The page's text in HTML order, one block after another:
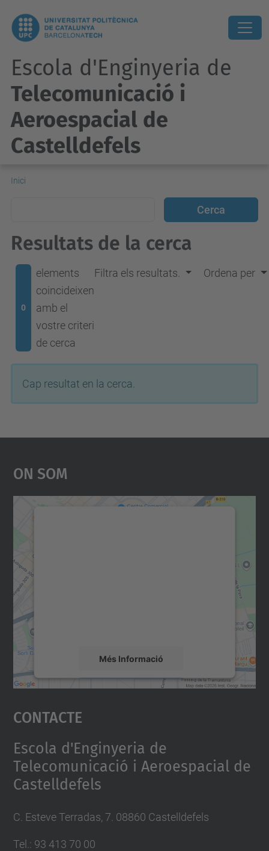
Escola d'Enginyeria de
Telecomunicació i
Aeroespacial de
Castelldefels
Inici
Resultats de la cerca
0
elements
coincideixen
amb el
vostre criteri
de cerca
Filtra els resultats. Ordena per
Cap resultat en la cerca.
On Som
Més Informació
Accepta
powered by
Contacte
Escola d'Enginyeria de
Telecomunicació i Aeroespacial de
Castelldefels
C. Esteve Terradas, 7. 08860 Castelldefels
Tel.: 93 413 70 00